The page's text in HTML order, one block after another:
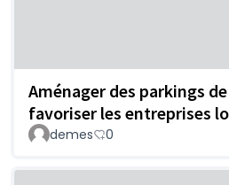
Aménager des parkings
favoriser les entreprises
demes 0